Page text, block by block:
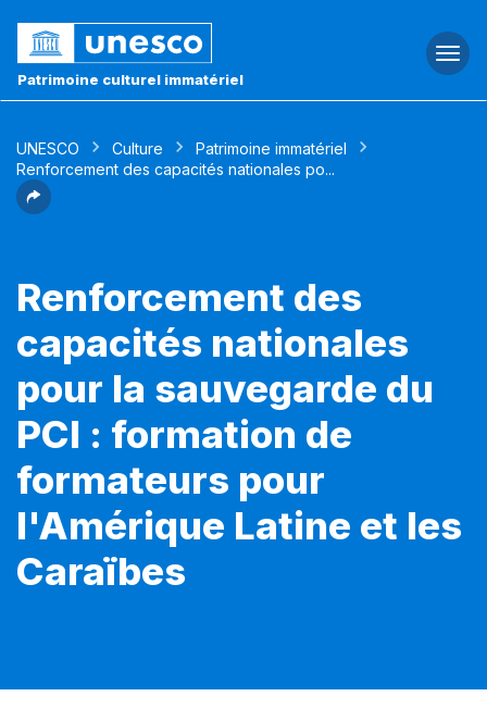
Patrimoine culturel immatériel
UNESCO Culture
Patrimoine immatériel
Renforcement des capacités nationales po...
Renforcement des
capacités nationales
pour la sauvegarde du
PCI : formation de
formateurs pour
l'Amérique Latine et les
Caraïbes